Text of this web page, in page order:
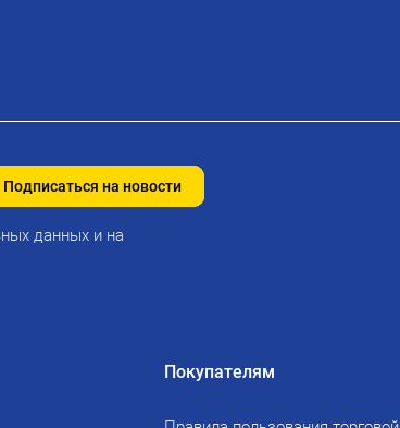
Подписаться на новости
данных и на
Покупателям